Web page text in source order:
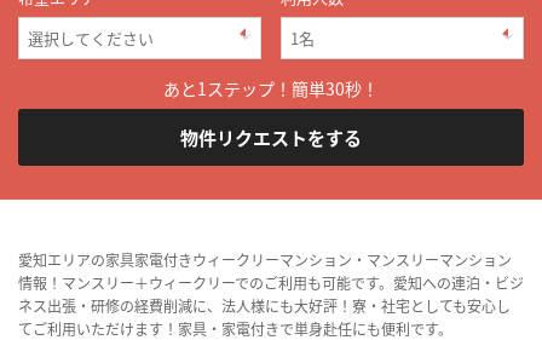
あと1ステップ！簡単30秒！
物件リクエストをする
愛知エリアの家具家電付きウィークリーマンション・マンスリーマンション
情報！マンスリー＋ウィークリーでのご利用も可能です。愛知への連泊・ビジ
ネス出張・研修の経費削減に、法人様にも大好評！寮・社宅としても安心し
てご利用いただけます！家具・家電付きで単身赴任にも便利です。